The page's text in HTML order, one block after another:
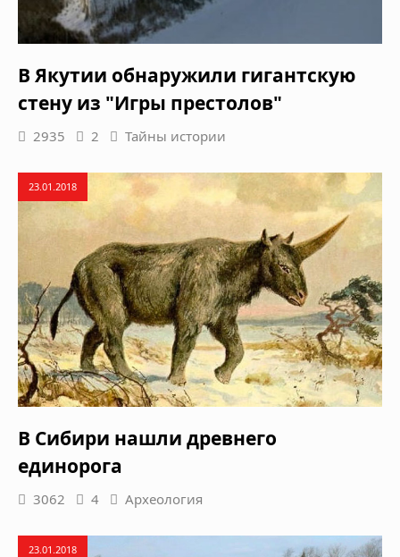
В Якутии обнаружили гигантскую
стену из "Игры престолов"
2935 2 Тайны истории
23.01.2018
В Сибири нашли древнего
единорога
3062 4 Археология
23.01.2018